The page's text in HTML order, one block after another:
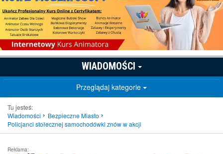
WIADOMOŚCI
Przeglądaj kategorie
Tu jesteś:
Wiadomości
Bezpieczne Miasto
Policjanci stołecznej samochodówki znów w akcji
Reklama: